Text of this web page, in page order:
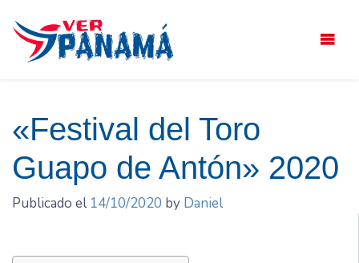
contenido
«Festival del Toro
Guapo de Antón» 2020
Publicado el 14/10/2020 by Daniel